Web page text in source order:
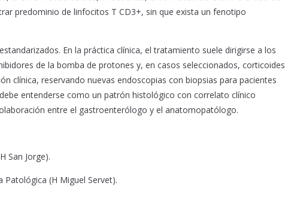
predominio de linfocitos T CD3+, sin que exista un fenotipo
En la práctica clínica, el tratamiento suele dirigirse a los
de la bomba de protones y, en casos seleccionados, corticoides
clínica, reservando nuevas endoscopias con biopsias para pacientes
entenderse como un patrón histológico con correlato clínico
entre el gastroenterólogo y el anatomopatólogo.
San Jorge).
Patológica (H Miguel Servet).